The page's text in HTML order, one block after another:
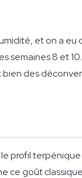
et on a eu
semaines 8 et
des
profil
ce goût